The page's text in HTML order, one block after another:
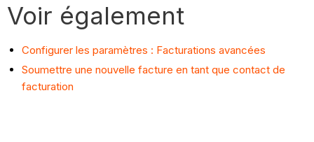
Voir également
Configurer les paramètres : Facturations avancées
Soumettre une nouvelle facture en tant que contact de
facturation